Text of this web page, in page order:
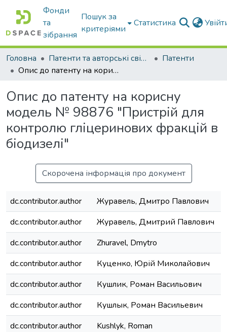
Фонди
та
зібрання
Пошук за
критеріями
Статистика
Головна Патенти та авторські свідоцтва
Патенти
Опис до патенту на корисну модель № 98876 "Пристрій для контролю гліцеринових фракцій в біодизелі"
Опис до патенту на корисну
модель № 98876 "Пристрій для
контролю гліцеринових фракцій в
біодизелі"
Скорочена інформація про документ
dc.contributor.author
Журавель, Дмитро Павлович
dc.contributor.author
Журавель, Дмитрий Павлович
dc.contributor.author
Zhuravel, Dmytro
dc.contributor.author
Куценко, Юрій Миколайович
dc.contributor.author
Кушлик, Роман Васильович
dc.contributor.author
Кушлык, Роман Васильевич
dc.contributor.author
Kushlyk, Roman